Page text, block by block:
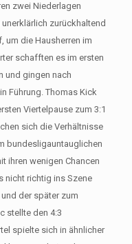
zwei Niederlagen
zurückhaltend
um die Hausherren im
schafften es im ersten
und gingen nach
Führung. Thomas Kick
Viertelpause zum 3:1
sich die Verhältnisse
bundesligauntauglichen
ihren wenigen Chancen
nicht richtig ins Szene
der später zum
stellte den 4:3
spielte sich in ähnlicher